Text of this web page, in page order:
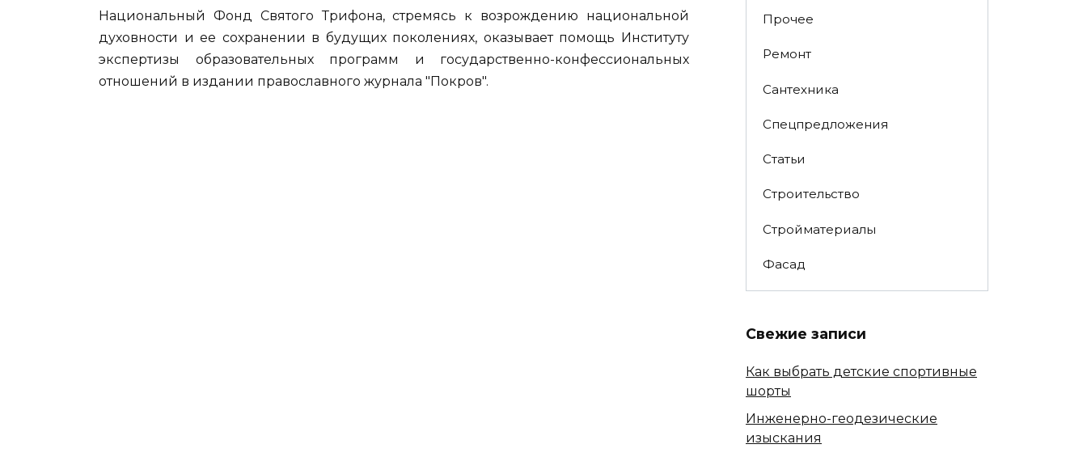
Национальный Фонд Святого Трифона, стремясь к возрождению национальной
духовности и ее сохранении в будущих поколениях, оказывает помощь Институту
экспертизы образовательных программ и государственно-конфессиональных
отношений в издании православного журнала "Покров".
Прочее
Ремонт
Сантехника
Спецпредложения
Статьи
Строительство
Стройматериалы
Фасад
Свежие записи
Как выбрать детские спортивные
шорты
Инженерно-геодезические
изыскания